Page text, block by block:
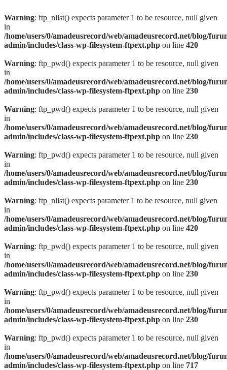
Warning: ftp_nlist() expects parameter 1 to be resource, null given
in
/home/users/0/amadeusrecord/web/amadeusrecord.net/blog/
admin/includes/class-wp-filesystem-ftpext.php on line 420
Warning: ftp_pwd() expects parameter 1 to be resource, null given
in
/home/users/0/amadeusrecord/web/amadeusrecord.net/blog/
admin/includes/class-wp-filesystem-ftpext.php on line 230
Warning: ftp_pwd() expects parameter 1 to be resource, null given
in
/home/users/0/amadeusrecord/web/amadeusrecord.net/blog/
admin/includes/class-wp-filesystem-ftpext.php on line 230
Warning: ftp_pwd() expects parameter 1 to be resource, null given
in
/home/users/0/amadeusrecord/web/amadeusrecord.net/blog/
admin/includes/class-wp-filesystem-ftpext.php on line 230
Warning: ftp_nlist() expects parameter 1 to be resource, null given
in
/home/users/0/amadeusrecord/web/amadeusrecord.net/blog/
admin/includes/class-wp-filesystem-ftpext.php on line 420
Warning: ftp_pwd() expects parameter 1 to be resource, null given
in
/home/users/0/amadeusrecord/web/amadeusrecord.net/blog/
admin/includes/class-wp-filesystem-ftpext.php on line 230
Warning: ftp_pwd() expects parameter 1 to be resource, null given
in
/home/users/0/amadeusrecord/web/amadeusrecord.net/blog/
admin/includes/class-wp-filesystem-ftpext.php on line 230
Warning: ftp_pwd() expects parameter 1 to be resource, null given
in
/home/users/0/amadeusrecord/web/amadeusrecord.net/blog/
admin/includes/class-wp-filesystem-ftpext.php on line 717